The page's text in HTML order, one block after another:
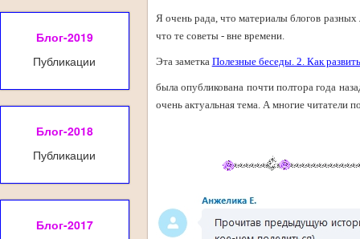
Блог-2019
Публикации
Блог-2018
Публикации
Блог-2017
Я очень рада, что материалы блогов
что те советы - вне времени.
Эта заметка Полезные беседы. 2. Как
была опубликована почти полтора года
очень актуальная тема. А многие читатели